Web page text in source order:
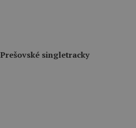
Prešovské singletracky